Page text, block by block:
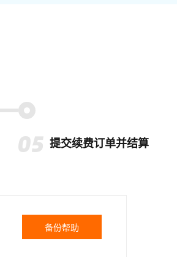
提交续费订单并结算
备份帮助